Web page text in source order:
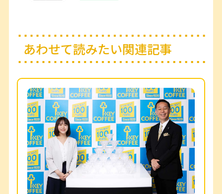
あわせて読みたい関連記事